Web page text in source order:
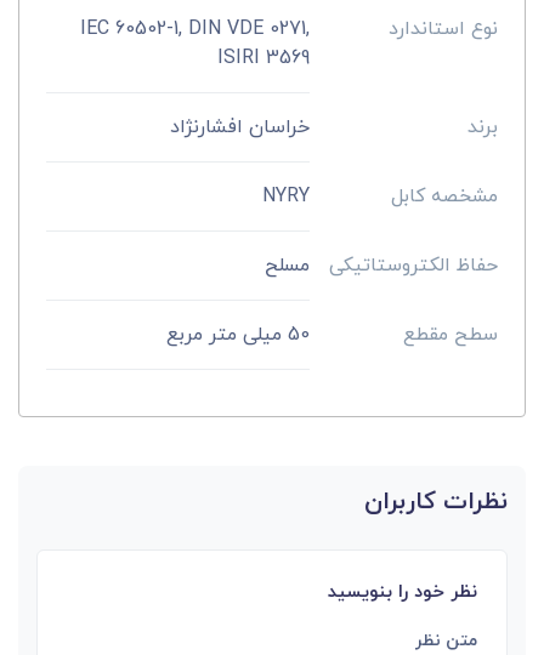
نوع استاندارد
IEC 60502-1, DIN VDE 0271,
ISIRI 3569
برند خراسان افشارنژاد
مشخصه کابل NYRY
حفاظ الکتروستاتیکی مسلح
سطح مقطع 50 میلی متر مربع
نظرات کاربران
نظر خود را بنویسید
متن نظر